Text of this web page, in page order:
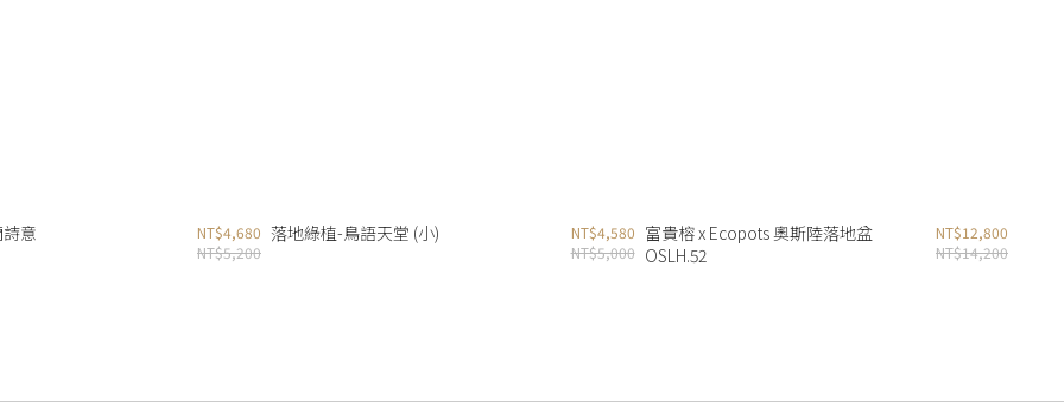
意
NT$4,680
NT$5,200
落地綠植-鳥語天堂 (小)
NT$4,580
NT$5,000
富貴榕 x Ecopots 奧斯陸落地盆
OSLH.52
NT$12,800
NT$14,200